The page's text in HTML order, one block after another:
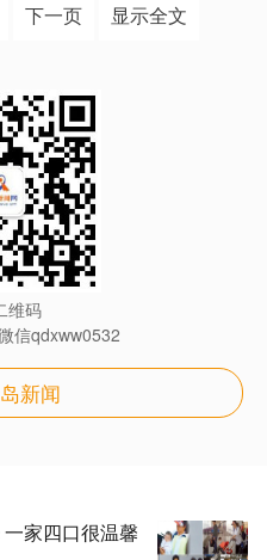
下一页 显示全文
维码
信qdxww0532
新闻
家四口很温馨